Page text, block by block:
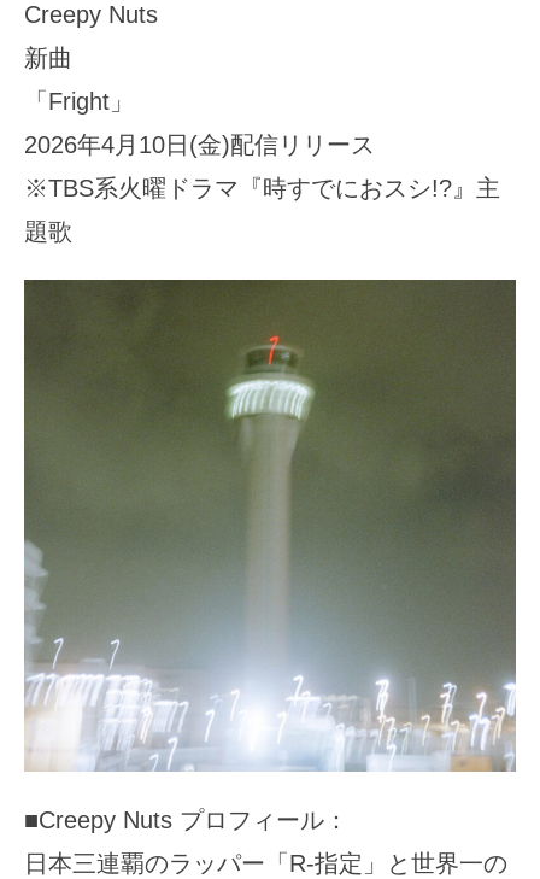
Creepy Nuts
新曲
「Fright」
2026年4月10日(金)配信リリース
※TBS系火曜ドラマ『時すでにおスシ!?』主
題歌
■Creepy Nuts プロフィール：
日本三連覇のラッパー「R-指定」と世界一の